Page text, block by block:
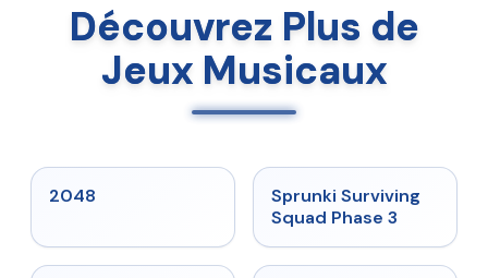
Découvrez Plus de
Jeux Musicaux
2048 ★ 4.7
Sprunki Surviving
Squad Phase 3